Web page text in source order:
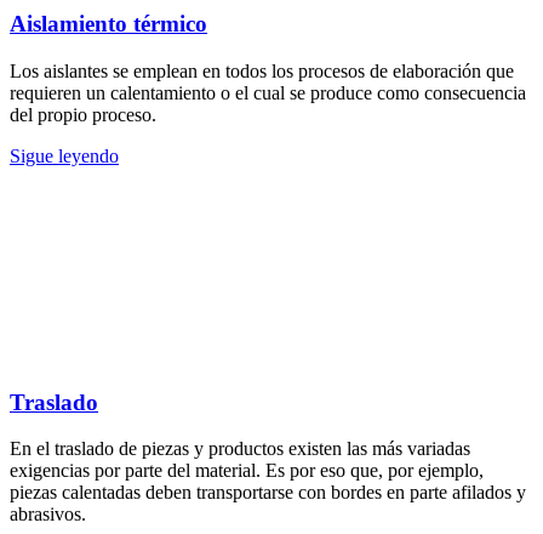
Aislamiento térmico
Los aislantes se emplean en todos los procesos de elaboración que
requieren un calentamiento o el cual se produce como consecuencia
del propio proceso.
Sigue leyendo
Traslado
En el traslado de piezas y productos existen las más variadas
exigencias por parte del material. Es por eso que, por ejemplo,
piezas calentadas deben transportarse con bordes en parte afilados y
abrasivos.